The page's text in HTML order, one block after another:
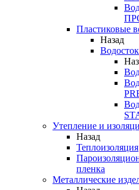
Пластиковые
Назад
Утепление и
Назад
Теплоизоляция
пленка
Металлические